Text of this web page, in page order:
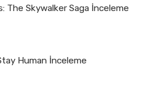
The Skywalker Saga İnceleme
Human İnceleme